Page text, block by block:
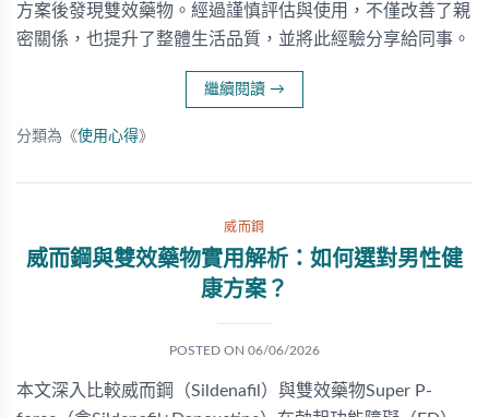
方案後發現雙效藥物。經過謹慎評估與使用，不僅改善了親
密關係，也提升了整體生活品質，並將此經驗分享給同事。
繼續閱讀 →
分類為《使用心得》
威而鋼
威而鋼與雙效藥物實用解析：如何選對男性健
康方案？
POSTED ON 06/06/2026
本文深入比較威而鋼（Sildenafil）與雙效藥物Super P-